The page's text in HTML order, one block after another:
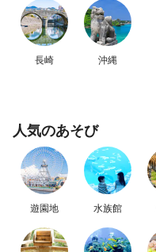
長崎 沖縄
人気のあそび
遊園地 水族館